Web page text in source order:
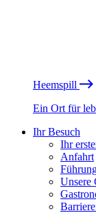
Heemspill
Ein Ort für
Ihr Besuch
Ihr
Anfahrt
Unsere